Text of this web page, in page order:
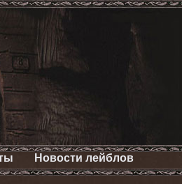
Новости лейблов